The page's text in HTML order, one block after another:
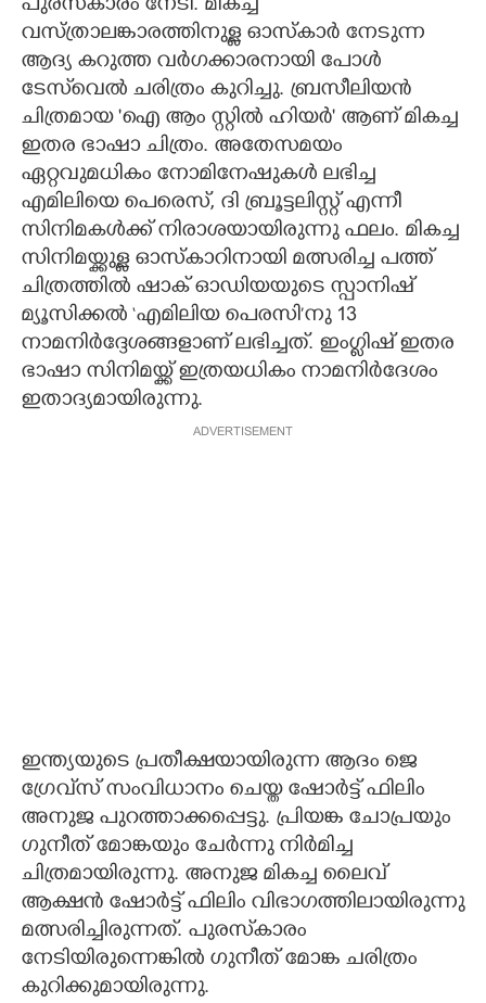
പുരസ്‌കാരം നേടി. മികച്ച
വസ്ത്രാലങ്കാരത്തിനുള്ള ഓസ്കാർ നേടുന്ന
ആദ്യ കറുത്ത വർഗക്കാരനായി പോൾ
ടേസ്‌വെൽ ചരിത്രം കുറിച്ചു. ബ്രസീലിയൻ
ചിത്രമായ 'ഐ ആം സ്റ്റിൽ ഹിയർ' ആണ് മികച്ച
ഇതര ഭാഷാ ചിത്രം. അതേസമയം
ഏറ്റവുമധികം നോമിനേഷുകൾ ലഭിച്ച
എമിലിയെ പെരെസ്, ദി ബ്രൂട്ടലിസ്റ്റ് എന്നീ
സിനിമകൾക്ക് നിരാശയായിരുന്നു ഫലം. മികച്ച
സിനിമയ്ക്കുള്ള ഓസ്കാറിനായി മത്സരിച്ച പത്ത്
ചിത്രത്തിൽ ഷാക് ഓഡിയയുടെ സ്പാനിഷ്
മ്യൂസിക്കൽ ‘എമിലിയ പെരസി’നു 13
നാമനിർദ്ദേശങ്ങളാണ് ലഭിച്ചത്. ഇംഗ്ലിഷ് ഇതര
ഭാഷാ സിനിമയ്ക്ക് ഇത്രയധികം നാമനിർദേശം
ഇതാദ്യമായിരുന്നു.
ADVERTISEMENT
ഇന്ത്യയുടെ പ്രതീക്ഷയായിരുന്ന ആദം ജെ
ഗ്രേവ്‌സ് സംവിധാനം ചെയ്ത ഷോർട്ട് ഫിലിം
അനുജ പുറത്താക്കപ്പെട്ടു. പ്രിയങ്ക ചോപ്രയും
ഗുനീത് മോങ്കയും ചേർന്നു നിർമിച്ച
ചിത്രമായിരുന്നു. അനുജ മികച്ച ലൈവ്
ആക്ഷൻ ഷോർട്ട് ഫിലിം വിഭാഗത്തിലായിരുന്നു
മത്സരിച്ചിരുന്നത്. പുരസ്‌കാരം
നേടിയിരുന്നെങ്കിൽ ഗുനീത് മോങ്ക ചരിത്രം
കുറിക്കുമായിരുന്നു.